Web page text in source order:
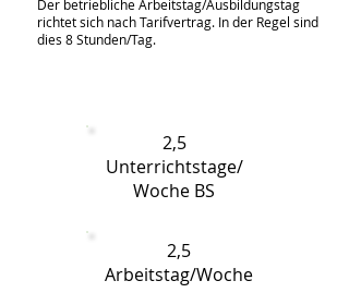
Der betriebliche Arbeitstag/Ausbildungstag
richtet sich nach Tarifvertrag. In der Regel sind
dies 8 Stunden/Tag.
2,5
Unterrichtstage/
Woche BS
2,5
Arbeitstag/Woche